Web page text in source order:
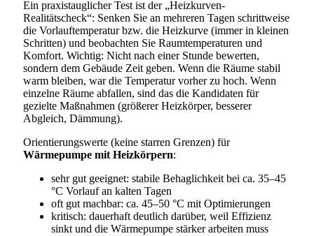
Ein praxistauglicher Test ist der „Heizkurven-
Realitätscheck“: Senken Sie an mehreren Tagen schrittweise
die Vorlauftemperatur bzw. die Heizkurve (immer in kleinen
Schritten) und beobachten Sie Raumtemperaturen und
Komfort. Wichtig: Nicht nach einer Stunde bewerten,
sondern dem Gebäude Zeit geben. Wenn die Räume stabil
warm bleiben, war die Temperatur vorher zu hoch. Wenn
einzelne Räume abfallen, sind das die Kandidaten für
gezielte Maßnahmen (größerer Heizkörper, besserer
Abgleich, Dämmung).
Orientierungswerte (keine starren Grenzen) für
Wärmepumpe mit Heizkörpern:
sehr gut geeignet: stabile Behaglichkeit bei ca. 35–45
°C Vorlauf an kalten Tagen
oft gut machbar: ca. 45–50 °C mit Optimierungen
kritisch: dauerhaft deutlich darüber, weil Effizienz
sinkt und die Wärmepumpe stärker arbeiten muss